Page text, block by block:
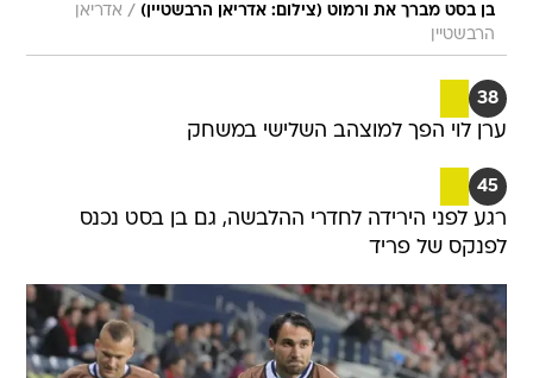
בן בסט מברך את ורמוט (צילום: אדריאן הרבשטיין) / אדריאן
הרבשטיין
38
ערן לוי הפך למוצהב השלישי במשחק
45
רגע לפני הירידה לחדרי ההלבשה, גם בן בסט נכנס
לפנקס של פריד